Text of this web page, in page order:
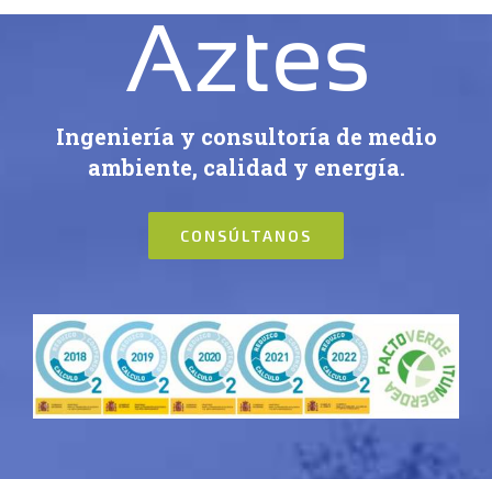
Ingeniería y consultoría de medio
ambiente, calidad y energía.
CONSÚLTANOS